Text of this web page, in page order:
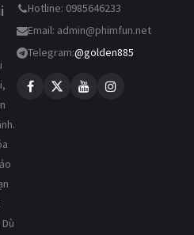
Hotline: 0985646233
Email: admin@phimfun.net
Telegram:@golden885